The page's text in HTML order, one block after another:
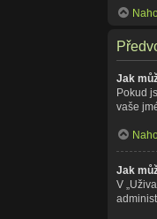
Jak
Pokud
vaše
Jak
V